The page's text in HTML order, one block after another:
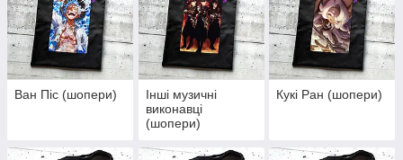
Ван Піс (шопери)
Інші музичні
виконавці
(шопери)
Кукі Ран (шопери)